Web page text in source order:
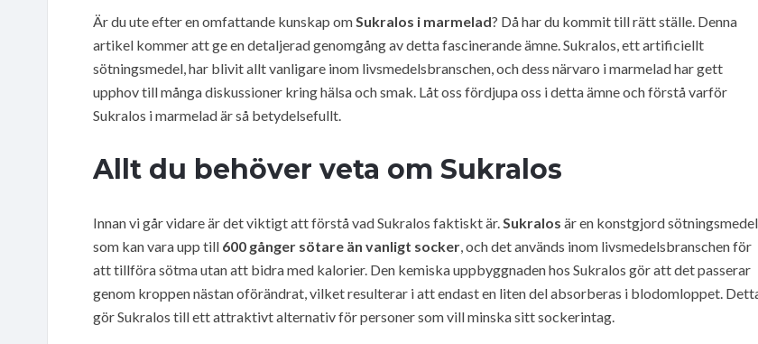
Är du ute efter en omfattande kunskap omSukralos i marmelad? Då har du kommit till rätt ställe. Denna
artikel kommer att ge en detaljerad genomgång av detta fascinerande ämne. Sukralos, ett artificiellt
sötningsmedel, har blivit allt vanligare inom livsmedelsbranschen, och dess närvaro i marmelad har gett
upphov till många diskussioner kring hälsa och smak. Låt oss fördjupa oss i detta ämne och förstå varför
Sukralos i marmelad är så betydelsefullt.
Allt du behöver veta om Sukralos
Innan vi går vidare är det viktigt att förstå vad Sukralos faktiskt är.Sukralos är en konstgjord sötningsmedel
som kan vara upp till 600 gånger sötare än vanligt socker, och det används inom livsmedelsbranschen för
att tillföra sötma utan att bidra med kalorier. Den kemiska uppbyggnaden hos Sukralos gör att det passerar
genom kroppen nästan oförändrat, vilket resulterar i att endast en liten del absorberas i blodomloppet.
gör Sukralos till ett attraktivt alternativ för personer som vill minska sitt sockerintag.